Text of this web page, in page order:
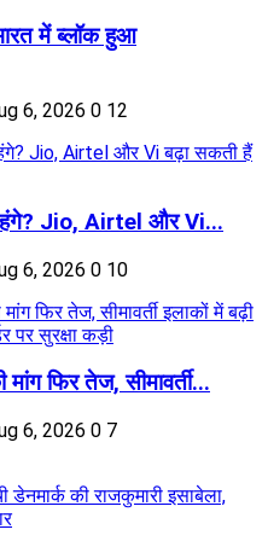
में ब्लॉक हुआ
6, 2026 0 12
महंगे? Jio, Airtel और Vi...
6, 2026 0 10
मांग फिर तेज, सीमावर्ती...
6, 2026 0 7